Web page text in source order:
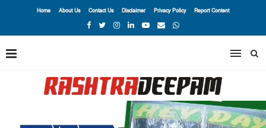
Home About Us Contact Us Disclaimer Privacy Policy Report Content